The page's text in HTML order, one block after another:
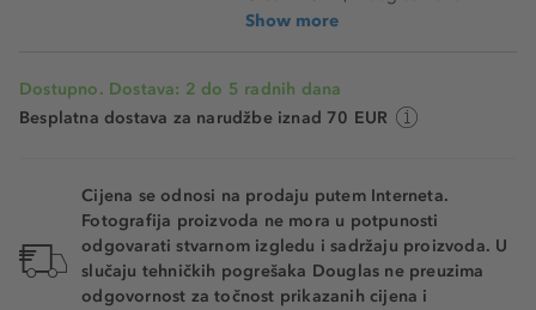
Show more
Dostupno. Dostava: 2 do 5 radnih dana
Besplatna dostava za narudžbe iznad 70 EUR
Cijena se odnosi na prodaju putem Interneta.
Fotografija proizvoda ne mora u potpunosti
odgovarati stvarnom izgledu i sadržaju proizvoda. U
slučaju tehničkih pogrešaka Douglas ne preuzima
odgovornost za točnost prikazanih cijena i